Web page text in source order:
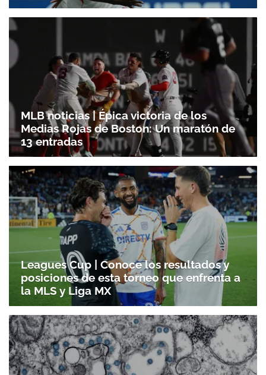
MLB noticias | Épica victoria de los
Medias Rojas de Boston: Un maratón de
13 entradas
Leagues Cup | Conoce los resultados y
posiciones de esta torneo que enfrenta a
la MLS y Liga MX